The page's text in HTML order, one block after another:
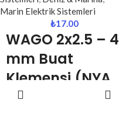
korumak için geliştirilmiş pratik
ve güvenli bir çözümdür. Siyah
rengi ve kompakt yapısı ile hem
estetik hem de işlevsel kullanım
sunar.
Marin Elektrik Sistemleri
₺17.00
WAGO 2x2.5 – 4
mm Buat
Klemensi (NYA
– NYAF